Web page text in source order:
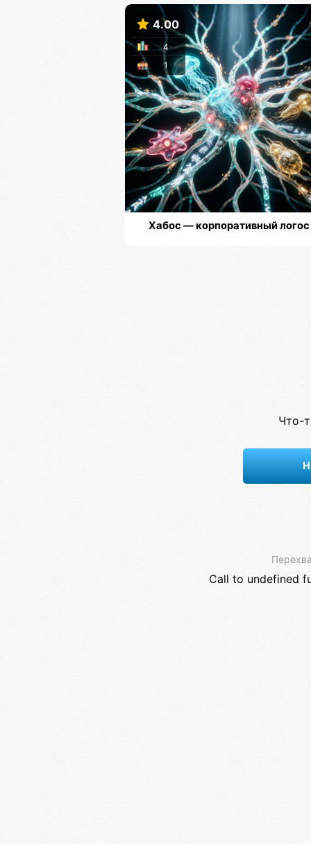
4.00
1
4
Хабос — корпоративный логос
Что-
Call to undefined